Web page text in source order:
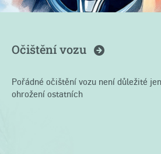
Očištěnívozu
Pořádné očištění vozu není důležité
ohrožení ostatních